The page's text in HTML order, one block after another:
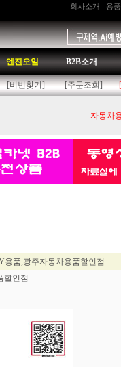
회사소개 용
엔진오일 B2B소개
[비번찾기] [주문조회]
자동차
품,광주자동차용품할인점
할인점